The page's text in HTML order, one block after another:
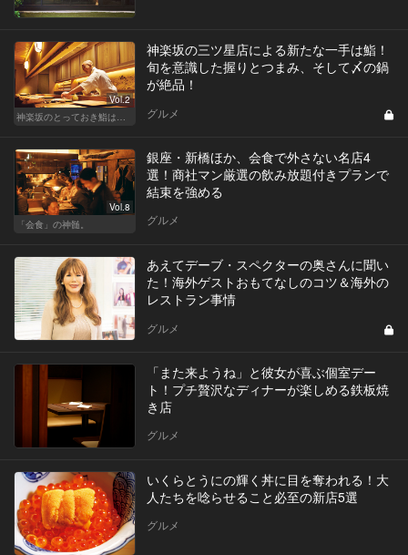
Vol.2
神楽坂の三ツ星店による新たな一手は鮨！
旬を意識した握りとつまみ、そして〆の鍋
が絶品！
グルメ
Vol.8
「会食」の神髄。
銀座・新橋ほか、会食で外さない名店4
選！商社マン厳選の飲み放題付きプランで
結束を強める
グルメ
あえてデーブ・スペクターの奥さんに聞い
た！海外ゲストおもてなしのコツ＆海外の
レストラン事情
グルメ
「また来ようね」と彼女が喜ぶ個室デー
ト！プチ贅沢なディナーが楽しめる鉄板焼
き店
グルメ
いくらとうにの輝く丼に目を奪われる！大
人たちを唸らせること必至の新店5選
グルメ